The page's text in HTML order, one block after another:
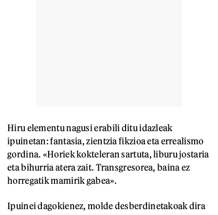
Hiru elementu nagusi erabili ditu idazleak
ipuinetan: fantasia, zientzia fikzioa eta errealismo
gordina. «Horiek kokteleran sartuta, liburu jostaria
eta bihurria atera zait. Transgresorea, baina ez
horregatik mamirik gabea».
Ipuinei dagokienez, molde desberdinetakoak dira